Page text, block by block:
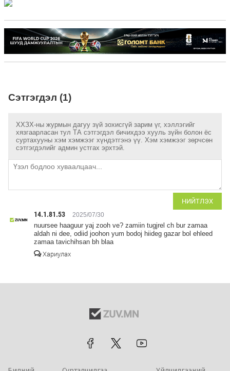
Сэтгэгдэл (1)
ХХЗХ-ны журмын дагуу зүй зохисгүй зарим үг, хэллэгийг
хязгаарласан тул ТА сэтгэгдэл бичихдээ хууль зүйн болон ёс
суртахууны хэм хэмжээг хүндэтгэнэ үү. Хэм хэмжээг зөрчсөн
сэтгэгдэлийг админ устгах эрхтэй.
НИЙТЛЭХ
14.1.81.53 2025/07/30
nuursee haaguur yaj zooh ve? zamiin tugjrel ch bur zamaa
aldah ni dee, odiid joohon yum bodoj hiideg gazar bol ehleed
zamaa tavichihsan bh blaa
Хариулах